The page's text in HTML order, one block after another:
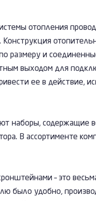
отопления
размеру и
выходом для
ее в действие,
наборы, содержащие
В ассортименте
– это
было удобно,